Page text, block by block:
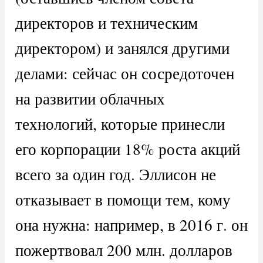
директоров и техническим
директором) и занялся другими
делами: сейчас он сосредоточен
на развитии облачных
технологий, которые принесли
его корпорации 18% роста акций
всего за один год. Эллисон не
отказывает в помощи тем, кому
она нужна: например, в 2016 г. он
пожертвовал 200 млн. долларов